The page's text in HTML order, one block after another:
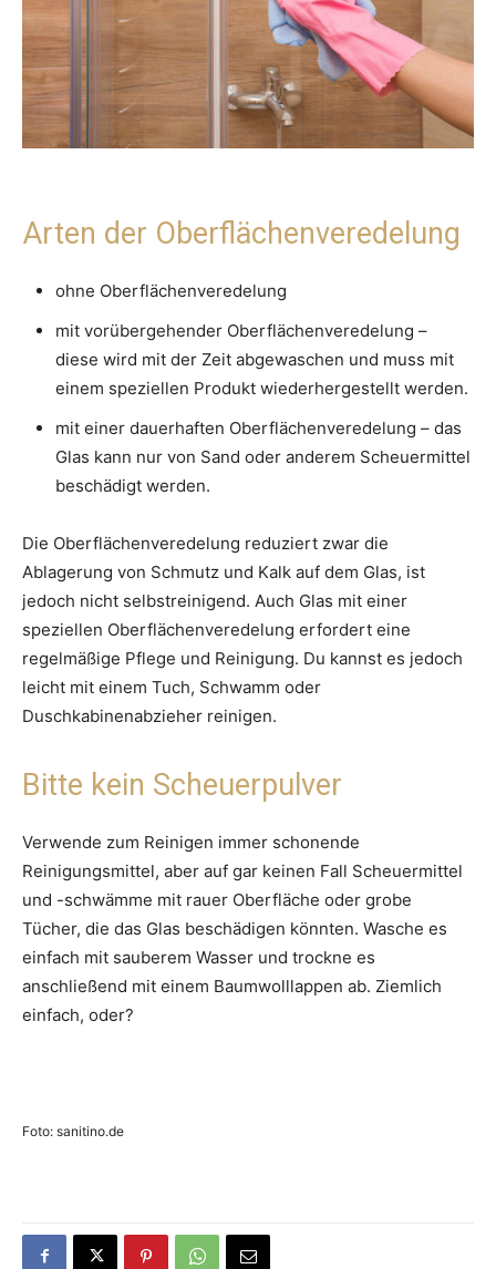
Arten der Oberflächenveredelung
ohne Oberflächenveredelung
mit vorübergehender Oberflächenveredelung –
diese wird mit der Zeit abgewaschen und muss mit
einem speziellen Produkt wiederhergestellt werden.
mit einer dauerhaften Oberflächenveredelung – das
Glas kann nur von Sand oder anderem Scheuermittel
beschädigt werden.
Die Oberflächenveredelung reduziert zwar die
Ablagerung von Schmutz und Kalk auf dem Glas, ist
jedoch nicht selbstreinigend. Auch Glas mit einer
speziellen Oberflächenveredelung erfordert eine
regelmäßige Pflege und Reinigung. Du kannst es jedoch
leicht mit einem Tuch, Schwamm oder
Duschkabinenabzieher reinigen.
Bitte kein Scheuerpulver
Verwende zum Reinigen immer schonende
Reinigungsmittel, aber auf gar keinen Fall Scheuermittel
und -schwämme mit rauer Oberfläche oder grobe
Tücher, die das Glas beschädigen könnten. Wasche es
einfach mit sauberem Wasser und trockne es
anschließend mit einem Baumwolllappen ab. Ziemlich
einfach, oder?
Foto: sanitino.de